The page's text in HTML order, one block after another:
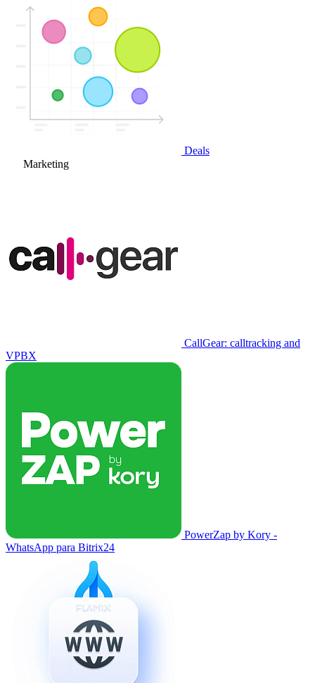
Deals
Marketing
CallGear: calltracking and
VPBX
PowerZap by Kory -
WhatsApp para Bitrix24